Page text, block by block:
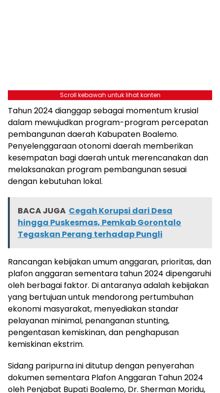
Scroll kebawah untuk lihat konten
Tahun 2024 dianggap sebagai momentum krusial
dalam mewujudkan program-program percepatan
pembangunan daerah Kabupaten Boalemo.
Penyelenggaraan otonomi daerah memberikan
kesempatan bagi daerah untuk merencanakan dan
melaksanakan program pembangunan sesuai
dengan kebutuhan lokal.
BACA JUGA Cegah Korupsi dari Desa
hingga Puskesmas, Pemkab Gorontalo
Tegaskan Perang terhadap Pungli
Rancangan kebijakan umum anggaran, prioritas, dan
plafon anggaran sementara tahun 2024 dipengaruhi
oleh berbagai faktor. Di antaranya adalah kebijakan
yang bertujuan untuk mendorong pertumbuhan
ekonomi masyarakat, menyediakan standar
pelayanan minimal, penanganan stunting,
pengentasan kemiskinan, dan penghapusan
kemiskinan ekstrim.
Sidang paripurna ini ditutup dengan penyerahan
dokumen sementara Plafon Anggaran Tahun 2024
oleh Penjabat Bupati Boalemo, Dr. Sherman Moridu,